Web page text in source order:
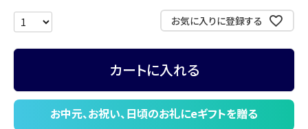
お気に入りに登録する
カートに入れる